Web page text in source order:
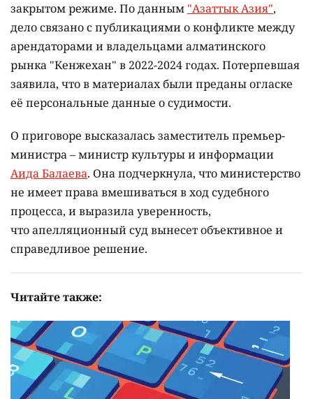
закрытом режиме. По данным "Азаттык Азия",
дело связано с публикациями о конфликте между
арендаторами и владельцами алматинского
рынка "Кенжехан" в 2022-2024 годах. Потерпевшая
заявила, что в материалах были преданы огласке
её персональные данные о судимости.
О приговоре высказалась заместитель премьер-
министра – министр культуры и информации
Аида Балаева. Она подчеркнула, что министерство
не имеет права вмешиваться в ход судебного
процесса, и выразила уверенность,
что апелляционный суд вынесет объективное и
справедливое решение.
Читайте также: